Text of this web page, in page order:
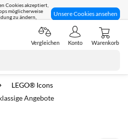
Cookies akzeptiert,
möglicherweise
zu ändern,
Unsere Cookies ansehen
Jahren für dich da!
Vergleichen Konto Warenkorb
LEGO® Icons